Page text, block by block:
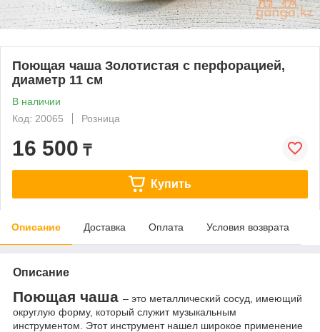
Поющая чаша Золотистая с перфорацией,
диаметр 11 см
В наличии
Код: 20065
Розница
16 500 ₸
Купить
Описание Доставка Оплата Условия возврата
Описание
Поющая чаша – это металлический сосуд, имеющий
округлую форму, который служит музыкальным
инструментом. Этот инструмент нашел широкое применение